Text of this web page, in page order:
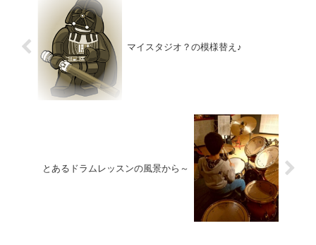
マイスタジオ？の模様替え♪
とあるドラムレッスンの風景から～